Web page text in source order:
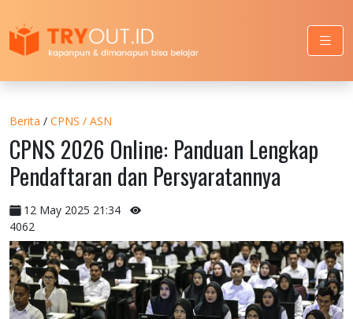
Berita / CPNS / ASN
CPNS 2026 Online: Panduan Lengkap
Pendaftaran dan Persyaratannya
12 May 2025 21:34
4062